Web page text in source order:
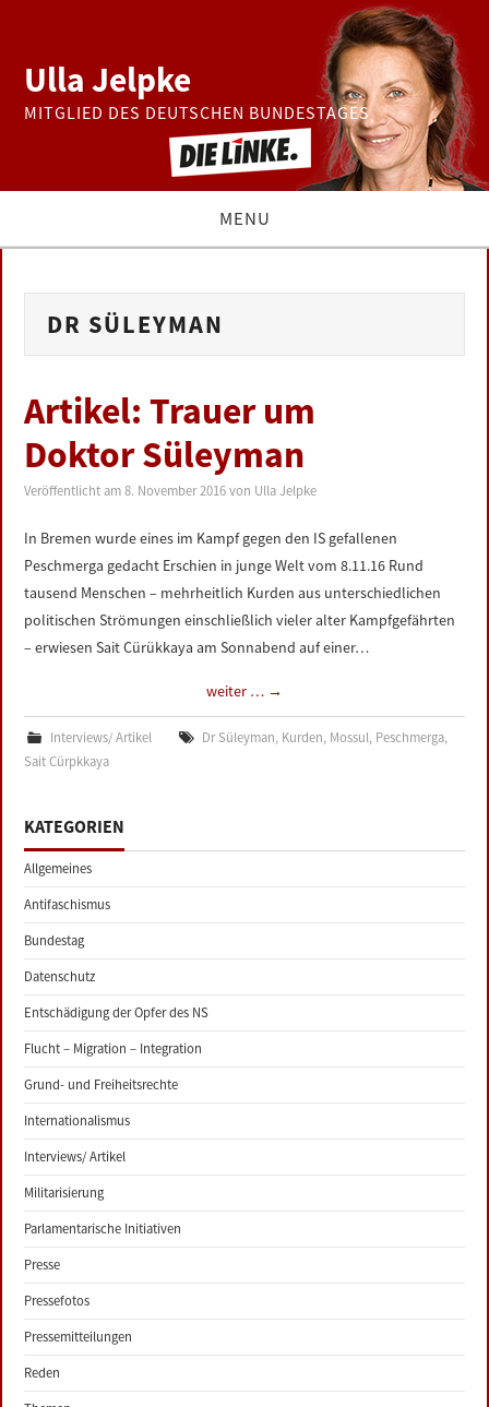
Ulla Jelpke
MITGLIED DES DEUTSCHEN BUNDESTAGES
MENU
BUNDESTAG
PRESSE
ZUR PERSON
DATENSCHUTZERKLÄRUNG
IMPRESSUM
DR SÜLEYMAN
Artikel: Trauer um
Doktor Süleyman
Veröffentlicht am8. November 2016 von Ulla Jelpke
In Bremen wurde eines im Kampf gegen den IS gefallenen
Peschmerga gedacht Erschien in junge Welt vom 8.11.16 Rund
tausend Menschen – mehrheitlich Kurden aus unterschiedlichen
politischen Strömungen einschließlich vieler alter Kampfgefährten
– erwiesen Sait Cürükkaya am Sonnabend auf einer…
weiter … →
Interviews/ Artikel Dr Süleyman, Kurden, Mossul, Peschmerga,
Sait Cürpkkaya
KATEGORIEN
Allgemeines
Antifaschismus
Bundestag
Datenschutz
Entschädigung der Opfer des NS
Flucht – Migration – Integration
Grund- und Freiheitsrechte
Internationalismus
Interviews/ Artikel
Militarisierung
Parlamentarische Initiativen
Presse
Pressefotos
Pressemitteilungen
Reden